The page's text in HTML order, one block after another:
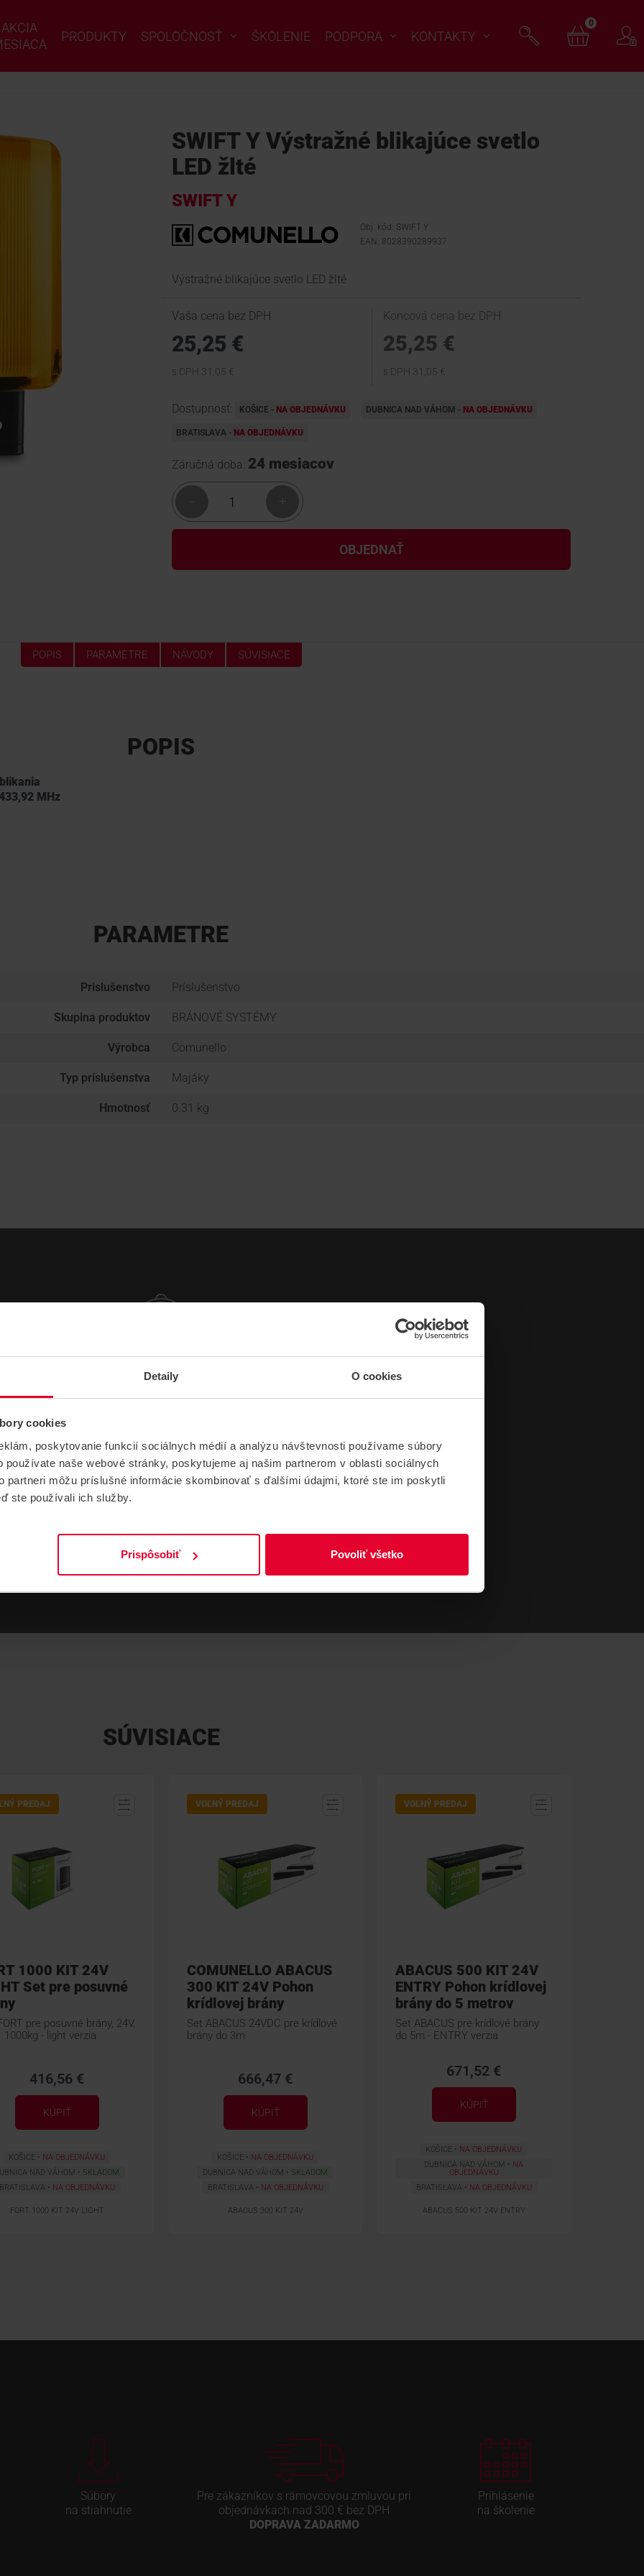
Detaily O cookies
cookies
poskytovanie funkcií sociálnych médií a analýzu návštevnosti používame súbory
používate naše webové stránky, poskytujeme aj našim partnerom v oblasti sociálnych
partneri môžu príslušné informácie skombinovať s ďalšími údajmi, ktoré ste im poskytli
ste používali ich služby.
Prispôsobiť Povoliť všetko
AKCIA
PRODUKTY SPOLOČNOSŤ ŠKOLENIE PODPORA KONTAKTY
0
SWIFT Y Výstražné blikajúce svetlo
LED žlté
SWIFT Y
Obj. kód: SWIFT Y
EAN: 8028390289937
Výstražné blikajúce svetlo LED žlté
Vaša cena bez DPH
25,25 €
s DPH 31,05 €
Koncová cena bez DPH
25,25 €
s DPH 31,05 €
Dostupnosť: KOŠICE - NA OBJEDNÁVKU DUBNICA NAD VÁHOM - NA OBJEDNÁVKU
BRATISLAVA - NA OBJEDNÁVKU
Záručná doba: 24 mesiacov
- +
OBJEDNAŤ
POPIS PARAMETRE NÁVODY SÚVISIACE
POPIS
MHz
PARAMETRE
Prislušenstvo Príslušenstvo
Skupina produktov BRÁNOVÉ SYSTÉMY
Výrobca Comunello
Typ príslušenstva Majáky
Hmotnosť 0.31 kg
NÁVODY A PODPORA
CERTIFIKÁTY DATASHEETY NÁVODY
SWIFT Y en CE
106 kB
SÚVISIACE
PREDAJ
1000 KIT 24V
Set pre posuvné
pre posuvné brány, 24V,
1000kg - light verzia
416,56 €
KÚPIŤ
KOŠICE
NA OBJEDNÁVKU
NAD VÁHOM
SKLADOM
BRATISLAVA
NA OBJEDNÁVKU
FORT 1000 KIT 24V LIGHT
VOĽNÝ PREDAJ
COMUNELLO ABACUS
300 KIT 24V Pohon
krídlovej brány
Set ABACUS 24VDC pre krídlové
brány do 3m
666,47 €
KÚPIŤ
KOŠICE
NA OBJEDNÁVKU
DUBNICA NAD VÁHOM
SKLADOM
BRATISLAVA
NA OBJEDNÁVKU
ABACUS 300 KIT 24V
VOĽNÝ PREDAJ
ABACUS 500 KIT 24V
ENTRY Pohon krídlovej
brány do 5 metrov
Set ABACUS pre krídlové brány
do 5m - ENTRY verzia
671,52 €
KÚPIŤ
KOŠICE
NA OBJEDNÁVKU
DUBNICA NAD VÁHOM
NA
OBJEDNÁVKU
BRATISLAVA
NA OBJEDNÁVKU
ABACUS 500 KIT 24V ENTRY
Súbory
na stiahnutie
Pre zákazníkov s rámovcovou zmluvou pri
objednávkach nad 300 € bez DPH
DOPRAVA ZADARMO
Prihlásenie
na školenie